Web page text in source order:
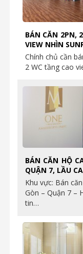
BÁN CĂN 2PN,
VIEW NHÌN
Chính chủ cần
2 WC tầng cao
BÁN CĂN HỘ
QUẬN 7, LẦU
Khu vực: Bán
Gòn – Quận 7 –
tin…